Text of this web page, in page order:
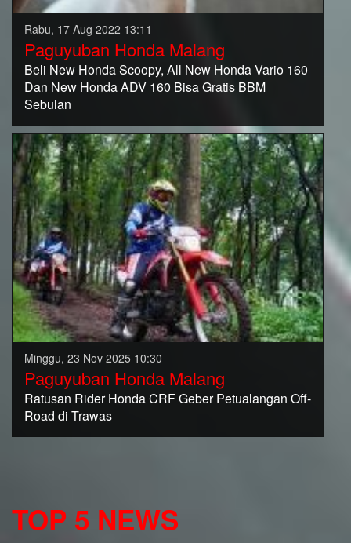
Rabu, 17 Aug 2022 13:11
Paguyuban Honda Malang
Beli New Honda Scoopy, All New Honda Vario 160
Dan New Honda ADV 160 Bisa Gratis BBM
Sebulan
Minggu, 23 Nov 2025 10:30
Paguyuban Honda Malang
Ratusan Rider Honda CRF Geber Petualangan Off-
Road di Trawas
TOP 5 NEWS